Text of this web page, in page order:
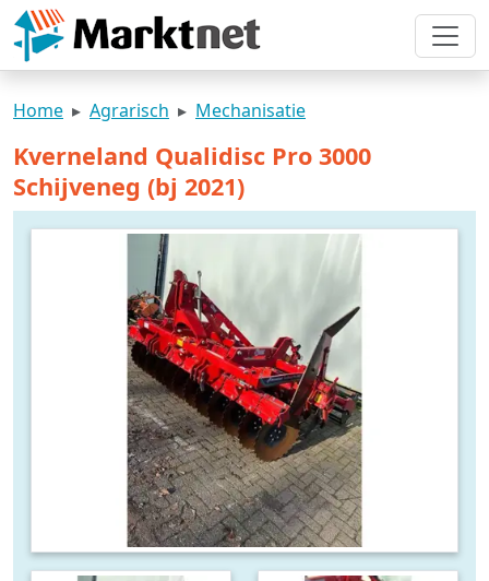
Home Agrarisch Mechanisatie
Kverneland Qualidisc Pro 3000
Schijveneg (bj 2021)